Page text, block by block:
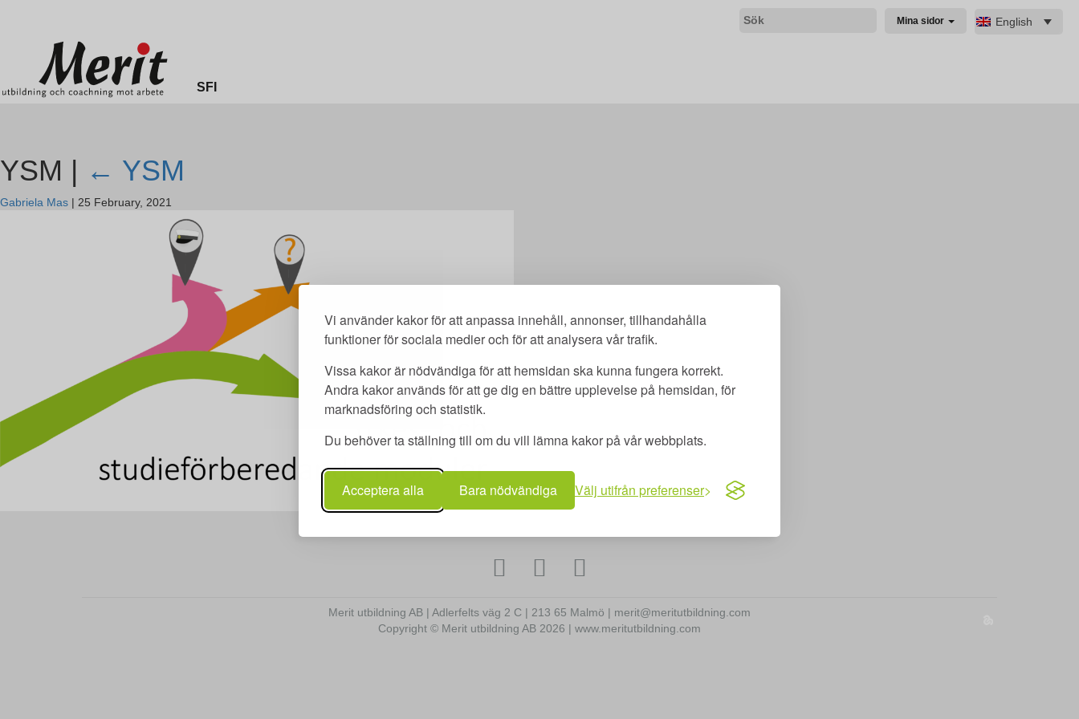
Vi använder kakor för att anpassa innehåll, annonser, tillhandahålla
funktioner för sociala medier och för att analysera vår trafik.
Vissa kakor är nödvändiga för att hemsidan ska kunna fungera korrekt.
Andra kakor används för att ge dig en bättre upplevelse på hemsidan, för
marknadsföring och statistik.
Du behöver ta ställning till om du vill lämna kakor på vår webbplats.
Acceptera alla Bara nödvändiga Välj utifrån preferenser
Mina sidor English
SFI
YSM | ← YSM
Gabriela Mas | 25 February, 2021
Merit utbildning AB | Adlerfelts väg 2 C | 213 65 Malmö | merit@meritutbildning.com
Copyright © Merit utbildning AB 2026 | www.meritutbildning.com